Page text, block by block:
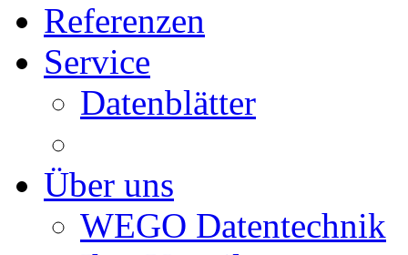
Referenzen
Service
Datenblätter
Über uns
WEGO Datentechnik